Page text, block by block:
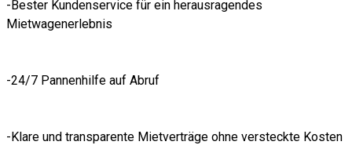
-Bester Kundenservice für ein herausragendes
Mietwagenerlebnis
-24/7 Pannenhilfe auf Abruf
-Klare und transparente Mietverträge ohne versteckte Kosten